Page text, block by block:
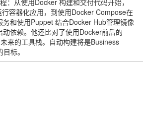
：从使用Docker 构建和交付代码开始，
容器化应用，到使用Docker Compose在
和使用Puppet 结合Docker Hub管理镜像
依赖。他还比对了使用Docker前后的
来的工具栈。自动构建将是Business
标。